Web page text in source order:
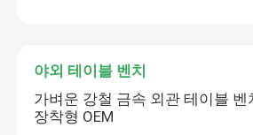
야외 테이블 벤치
가벼운 강철 금속 외관 테이블 벤
장착형 OEM